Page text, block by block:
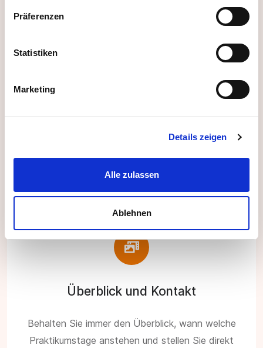
Präferenzen
Statistiken
Marketing
Details zeigen
Alle zulassen
Ablehnen
Passende Matches & Vorschläge
Erhalten Sie passende Vorschläge durch
Maximale Kapazität einstellbar
Überblick und Kontakt
Behalten Sie immer den Überblick, wann welche
Praktikumstage anstehen und stellen Sie direkt